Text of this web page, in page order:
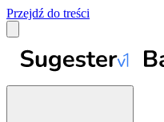
Przejdź do treści